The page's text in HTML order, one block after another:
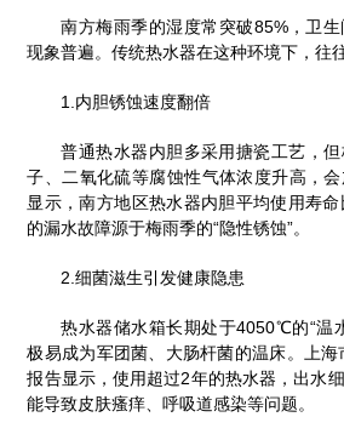
南方梅雨季的湿度常突破85%，卫
现象普遍。传统热水器在这种环境下，往
1.内胆锈蚀速度翻倍
普通热水器内胆多采用搪瓷工艺，
子、二氧化硫等腐蚀性气体浓度升高，
显示，南方地区热水器内胆平均使用寿
的漏水故障源于梅雨季的“隐性锈蚀”。
2.细菌滋生引发健康隐患
热水器储水箱长期处于4050℃的“温
极易成为军团菌、大肠杆菌的温床。上海
报告显示，使用超过2年的热水器，出水
能导致皮肤瘙痒、呼吸道感染等问题。